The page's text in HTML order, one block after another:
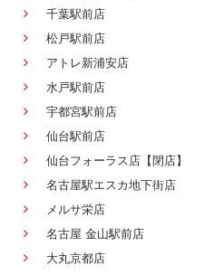
千葉駅前店
松戸駅前店
アトレ新浦安店
水戸駅前店
宇都宮駅前店
仙台駅前店
仙台フォーラス店【閉店】
名古屋駅エスカ地下街店
メルサ栄店
名古屋 金山駅前店
大丸京都店